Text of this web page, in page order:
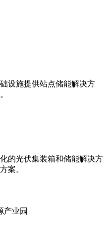
设施提供站点储能解决方
的光伏集装箱和储能解决方
案。
产业园